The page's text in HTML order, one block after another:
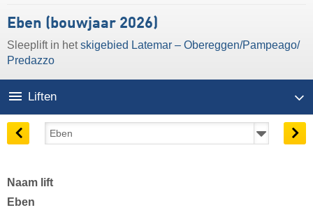
Eben (bouwjaar 2026)
Sleeplift in hetskigebied Latemar – Obereggen/​Pampeago/​
Predazzo
Liften
Naam lift
Eben